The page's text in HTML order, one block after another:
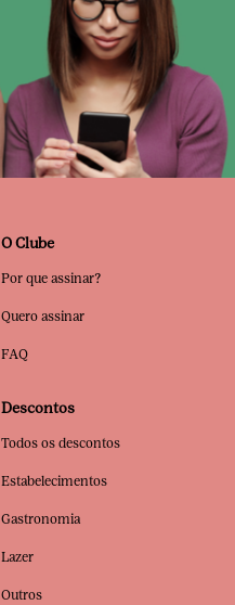
O Clube
Por que assinar?
Quero assinar
FAQ
Descontos
Todos os descontos
Estabelecimentos
Gastronomia
Lazer
Outros